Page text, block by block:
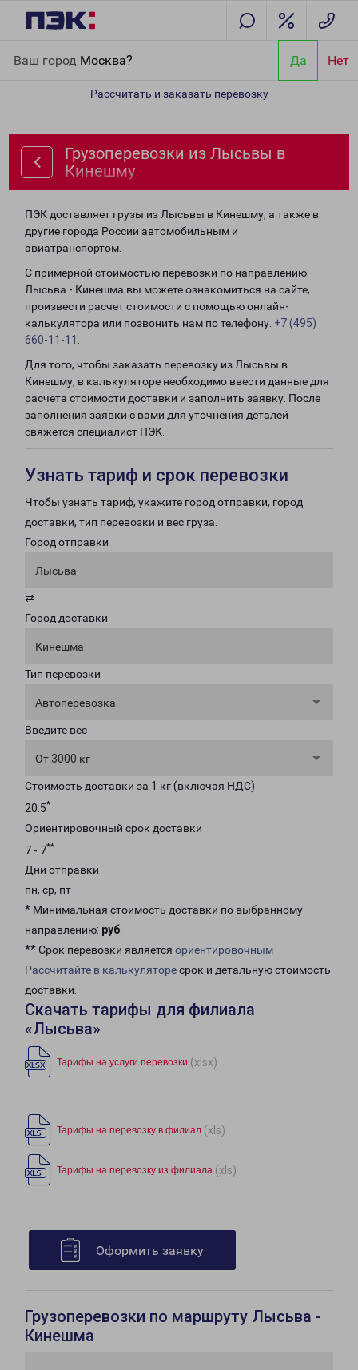
Ваш город Москва? Да Нет
Рассчитать и заказать перевозку
Грузоперевозки из Лысьвы в
Кинешму
ПЭК доставляет грузы из Лысьвы в Кинешму, а также в
другие города России автомобильным и
авиатранспортом.
С примерной стоимостью перевозки по направлению
Лысьва - Кинешма вы можете ознакомиться на сайте,
произвести расчет стоимости с помощью онлайн-
калькулятора или позвонить нам по телефону: +7 (495)
660-11-11
Для того, чтобы заказать перевозку из Лысьвы в
Кинешму, в калькуляторе необходимо ввести данные для
расчета стоимости доставки и заполнить заявку. После
заполнения заявки с вами для уточнения деталей
свяжется специалист ПЭК.
Узнать тариф и срок перевозки
Чтобы узнать тариф, укажите город отправки, город
доставки, тип перевозки и вес груза.
Город отправки
Лысьва
⇄
Город доставки
Кинешма
Тип перевозки
Автоперевозка
Введите вес
От 3000 кг
Стоимость доставки за 1 кг (включая НДС)
20.5*
Ориентировочный срок доставки
7 - 7**
Дни отправки
пн, ср, пт
* Минимальная стоимость доставки по выбранному
направлению: руб.
** Срок перевозки является ориентировочным
Рассчитайте в калькуляторесрок и детальную стоимость
доставки.
Скачать тарифы для филиала
«Лысьва»
Тарифы на услуги перевозки (xlsx)
Тарифы на перевозку в филиал (xls)
Тарифы на перевозку из филиала (xls)
Оформить заявку
Грузоперевозки по маршруту Лысьва -
Кинешма